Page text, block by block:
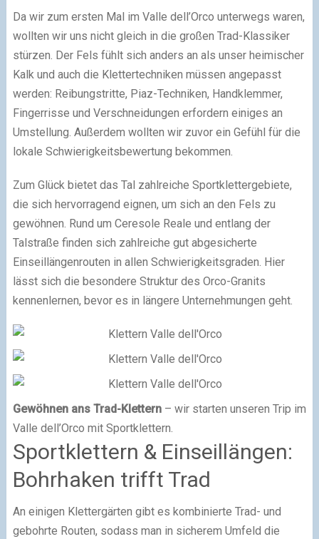
Da wir zum ersten Mal im Valle dell’Orco unterwegs waren,
wollten wir uns nicht gleich in die großen Trad-Klassiker
stürzen. Der Fels fühlt sich anders an als unser heimischer
Kalk und auch die Klettertechniken müssen angepasst
werden: Reibungstritte, Piaz-Techniken, Handklemmer,
Fingerrisse und Verschneidungen erfordern einiges an
Umstellung. Außerdem wollten wir zuvor ein Gefühl für die
lokale Schwierigkeitsbewertung bekommen.
Zum Glück bietet das Tal zahlreiche Sportklettergebiete,
die sich hervorragend eignen, um sich an den Fels zu
gewöhnen. Rund um Ceresole Reale und entlang der
Talstraße finden sich zahlreiche gut abgesicherte
Einseillängenrouten in allen Schwierigkeitsgraden. Hier
lässt sich die besondere Struktur des Orco-Granits
kennenlernen, bevor es in längere Unternehmungen geht.
Gewöhnen ans Trad-Klettern– wir starten unseren Trip im
Valle dell’Orco mit Sportklettern.
Sportklettern & Einseillängen:
Bohrhaken trifft Trad
An einigen Klettergärten gibt es kombinierte Trad- und
gebohrte Routen, sodass man in sicherem Umfeld die